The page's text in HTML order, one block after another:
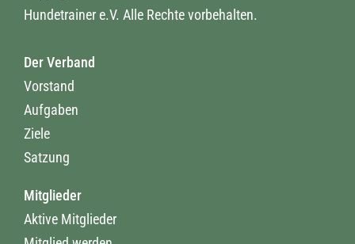
Hundetrainer e.V. Alle Rechte vorbehalten.
Der Verband
Vorstand
Aufgaben
Ziele
Satzung
Mitglieder
Aktive Mitglieder